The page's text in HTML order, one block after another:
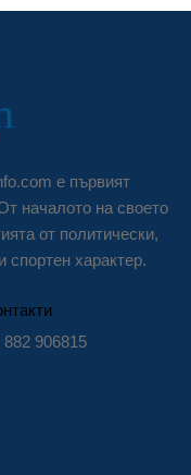
е първият
началото на своето
от политически,
спортен характер.
882 906815